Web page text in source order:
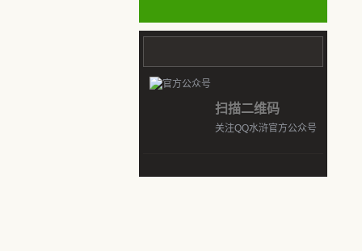
扫描二维码
关注QQ水浒官方公众号